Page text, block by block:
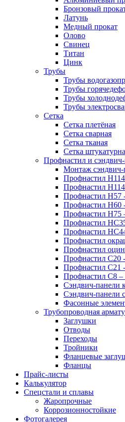
Бронзовый
Латунь
Медный прокат
Олово
Свинец
Титан
Цинк
Трубы
Трубы
Трубы
Трубы
Трубы
Сетка
Сетка плетёная
Сетка сварная
Сетка тканая
Сетка
Профнастил и
Монтаж сэндвич-
Профнастил
Профнастил
Профнастил Н57
Профнастил Н60
Профнастил Н75
Профнастил
Профнастил
Профнастил
Профнастил
Профнастил С20
Профнастил С21
Профнастил С8 –
Сэндвич-панели
Сэндвич-панели
Фасонные
Трубопроводная
Заглушки
Отводы
Переходы
Тройники
Фланцевые
Фланцы
Прайс-листы
Калькулятор
Спецстали и сплавы
Жаропрочные
Коррозионностойкие
Фотогалерея